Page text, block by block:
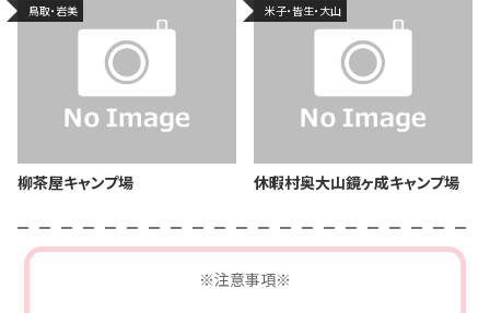
鳥取・岩美
柳茶屋キャンプ場
米子・皆生・大山
休暇村奥大山鏡ヶ成キャンプ場
※注意事項※